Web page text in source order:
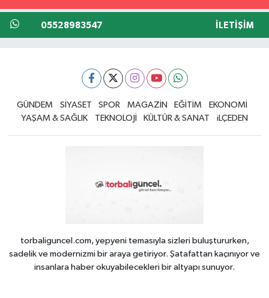
05528983547 İLETIŞIM
GÜNDEM SİYASET SPOR MAGAZİN EĞİTİM
EKONOMİ
YAŞAM & SAĞLIK
TEKNOLOJİ KÜLTÜR & SANAT iLÇEDEN
torbaliguncel.com, yepyeni temasıyla sizleri buluştururken,
sadelik ve modernizmi bir araya getiriyor. Şatafattan kaçınıyor ve
insanlara haber okuyabilecekleri bir altyapı sunuyor.